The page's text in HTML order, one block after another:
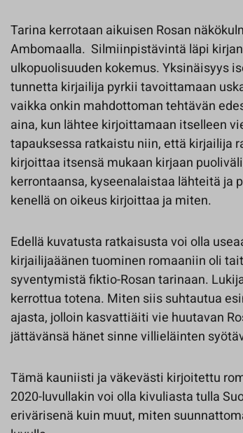
Tarina kerrotaan aikuisen Rosan
Ambomaalla. Silmiinpistävintä läpi
ulkopuolisuuden kokemus. Yksinäisyys
tunnetta kirjailija pyrkii tavoittamaan
vaikka onkin mahdottoman tehtävän
aina, kun lähtee kirjoittamaan itselleen
tapauksessa ratkaistu niin, että kirjailija
kirjoittaa itsensä mukaan kirjaan
kerrontaansa, kyseenalaistaa lähteitä ja
kenellä on oikeus kirjoittaa ja miten.
Edellä kuvatusta ratkaisusta voi olla
kirjailijaäänen tuominen romaaniin oli
syventymistä fiktio-Rosan tarinaan.
kerrottua totena. Miten siis suhtautua
ajasta, jolloin kasvattiäiti vie huutavan
jättävänsä hänet sinne villieläinten
Tämä kauniisti ja väkevästi kirjoitettu
2020-luvullakin voi olla kivuliasta tulla
erivärisenä kuin muut, miten